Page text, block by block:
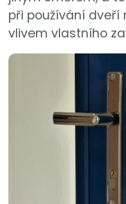
při používání dveří
vlivem vlastního